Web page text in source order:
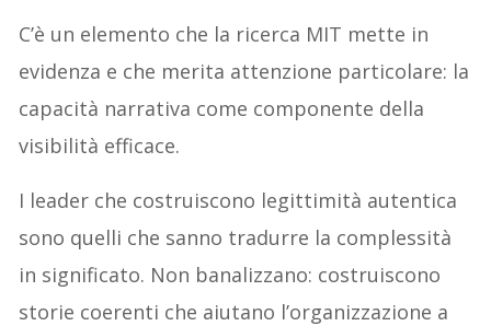
C’è un elemento che la ricerca MIT mette in
evidenza e che merita attenzione particolare: la
capacità narrativa come componente della
visibilità efficace.
I leader che costruiscono legittimità autentica
sono quelli che sanno tradurre la complessità
in significato. Non banalizzano: costruiscono
storie coerenti che aiutano l’organizzazione a